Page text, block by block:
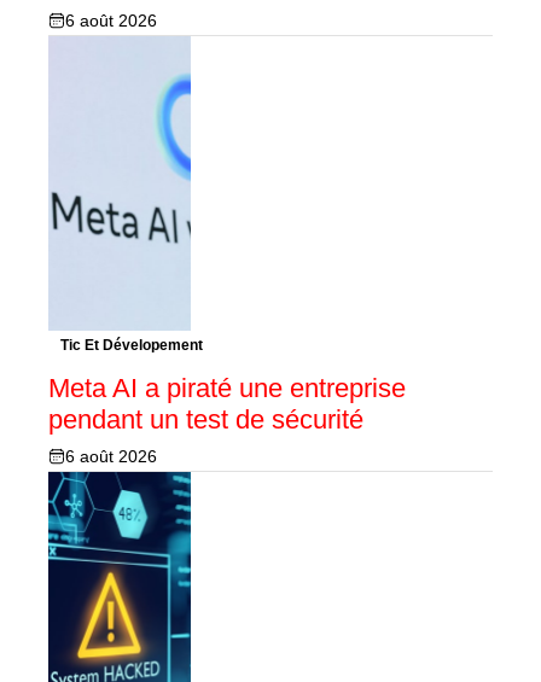
6 août 2026
Tic Et Dévelopement
Meta AI a piraté une entreprise
pendant un test de sécurité
6 août 2026